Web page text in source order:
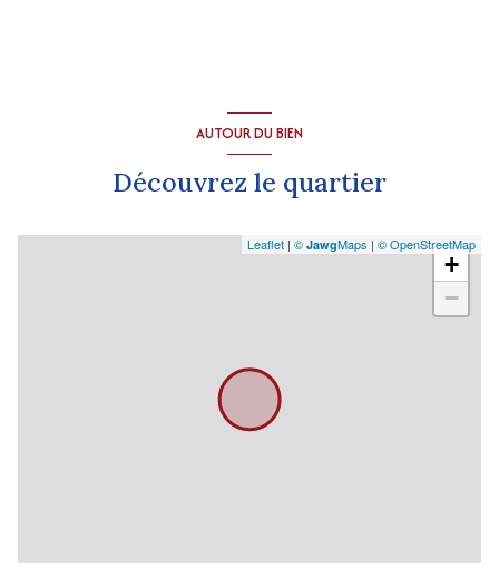
AUTOUR DU BIEN
Découvrez le quartier
+
−
Leaflet | © JawgMaps | © OpenStreetMap